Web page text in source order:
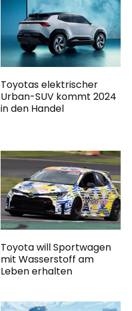
Toyotas elektrischer
Urban-SUV kommt 2024
in den Handel
Toyota will Sportwagen
mit Wasserstoff am
Leben erhalten